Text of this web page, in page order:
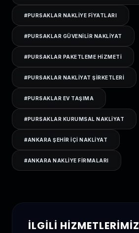
#PURSAKLAR NAKLIYE FIYATLARI
#PURSAKLAR GÜVENILIR NAKLIYAT
#PURSAKLAR PAKETLEME HIZMETI
#PURSAKLAR NAKLIYAT ŞIRKETLERI
#PURSAKLAR EV TAŞIMA
#PURSAKLAR KURUMSAL NAKLIYAT
#ANKARA ŞEHIR IÇI NAKLIYAT
#ANKARA NAKLIYE FIRMALARI
İLGILI HIZMETLERIMIZ